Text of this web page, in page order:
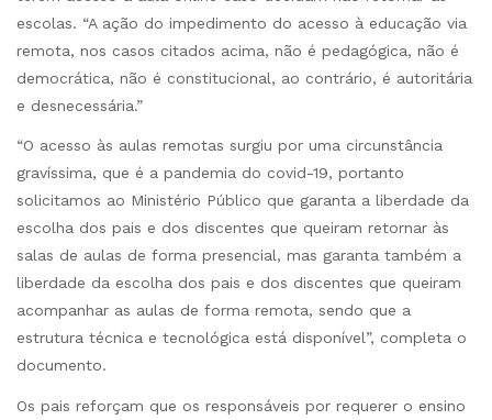
escolas. “A ação do impedimento do acesso à educação via
remota, nos casos citados acima, não é pedagógica, não é
democrática, não é constitucional, ao contrário, é autoritária
e desnecessária.”
“O acesso às aulas remotas surgiu por uma circunstância
gravíssima, que é a pandemia do covid-19, portanto
solicitamos ao Ministério Público que garanta a liberdade da
escolha dos pais e dos discentes que queiram retornar às
salas de aulas de forma presencial, mas garanta também a
liberdade da escolha dos pais e dos discentes que queiram
acompanhar as aulas de forma remota, sendo que a
estrutura técnica e tecnológica está disponível”, completa o
documento.
Os pais reforçam que os responsáveis por requerer o ensino